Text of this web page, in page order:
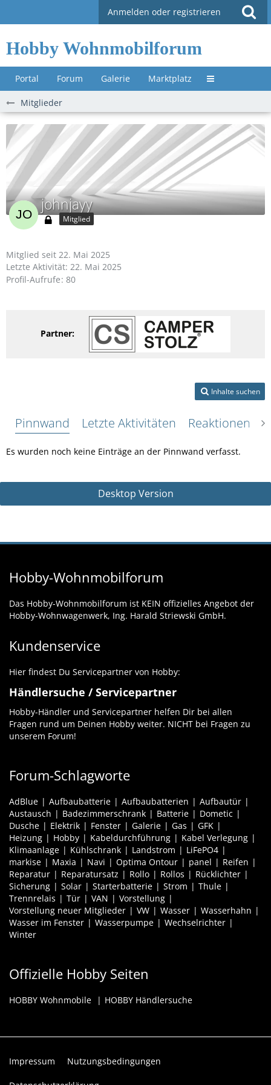
Anmelden oder registrieren
Hobby Wohnmobilforum
Portal Forum Galerie Marktplatz Untermenü »
Mitglieder
johnjayy
Mitglied
Mitglied seit 22. Mai 2025
Letzte Aktivität: 22. Mai 2025
Profil-Aufrufe 80
Partner:
Inhalte suchen
Pinnwand Letzte Aktivitäten Reaktionen
Es wurden noch keine Einträge an der Pinnwand verfasst.
Desktop Version
Hobby-Wohnmobilforum
Das Hobby-Wohnmobilforum ist KEIN offizielles Angebot der
Hobby-Wohnwagenwerk, Ing. Harald Striewski GmbH.
Kundenservice
Hier findest Du Servicepartner von Hobby:
Händlersuche / Servicepartner
Hobby-Händler und Servicepartner helfen Dir bei allen
Fragen rund um Deinen Hobby weiter. NICHT bei Fragen zu
unserem Forum!
Forum-Schlagworte
AdBlue Aufbaubatterie Aufbaubatterien
Aufbautür
Austausch
Badezimmerschrank Batterie
Dometic
Dusche
Elektrik Fenster Galerie Gas
GFK
Heizung
Hobby Kabeldurchführung
Kabel Verlegung
Klimaanlage
Kühlschrank Landstrom
LiFePO4
markise
Maxia Navi Optima Ontour panel
Reifen
Reparatur
Reparatursatz Rollo Rollos
Rücklichter
Sicherung
Solar Starterbatterie Strom
Thule
Trennrelais
Tür VAN
Vorstellung
Vorstellung neuer Mitglieder
VW Wasser
Wasserhahn
Wasser im Fenster
Wasserpumpe
Wechselrichter
Winter
Offizielle Hobby Seiten
HOBBY Wohnmobile HOBBY Händlersuche
Impressum Nutzungsbedingungen